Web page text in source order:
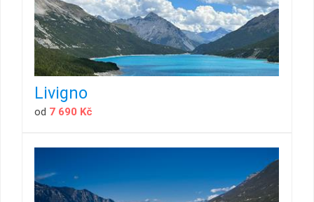
Livigno
od 7 690 Kč